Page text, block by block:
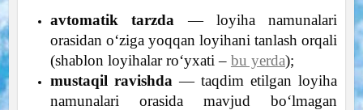
avtomatik tarzda — loyiha namunalari
orasidan oʻziga yoqqan loyihani tanlash orqali
(shablon loyihalar roʻyxati – bu yerda);
mustaqil ravishda — taqdim etilgan loyiha
namunalari orasida mavjud boʻlmagan